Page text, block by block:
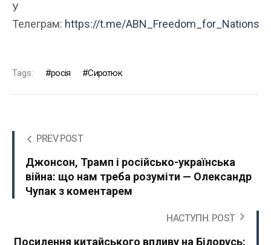
У
Телеграм: https://t.me/ABN_Freedom_for_Nations
Tags: росія Сиротюк
PREV POST
Джонсон, Трамп і російсько-українська
війна: що нам треба розуміти — Олександр
Чупак з коментарем
НАСТУПН. POST
Посилення китайського впливу на Білорусь: